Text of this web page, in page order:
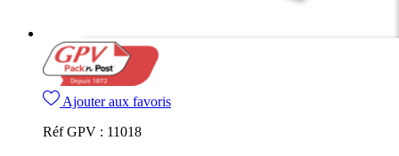
Ajouter aux favoris
Réf GPV : 11018